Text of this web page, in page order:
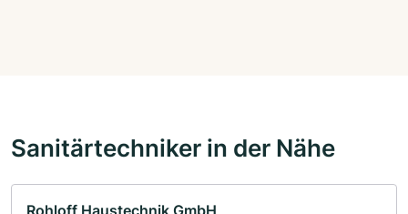
Sanitärtechniker in der Nähe
Rohloff Haustechnik GmbH